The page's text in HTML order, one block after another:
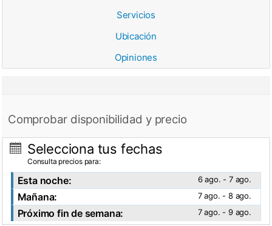
Servicios
Ubicación
Opiniones
Comprobar disponibilidad y precio
Selecciona tus fechas
Consulta precios para:
Esta noche: 6 ago. - 7 ago.
Mañana: 7 ago. - 8 ago.
Próximo fin de semana: 7 ago. - 9 ago.